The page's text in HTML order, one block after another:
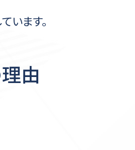
います。
由